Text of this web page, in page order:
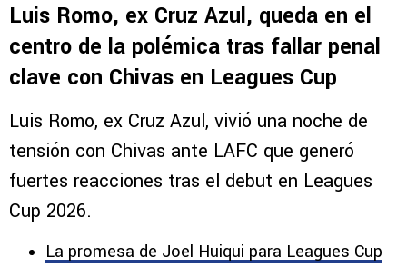
Luis Romo, ex Cruz Azul, queda en el
centro de la polémica tras fallar penal
clave con Chivas en Leagues Cup
Luis Romo, ex Cruz Azul, vivió una noche de
tensión con Chivas ante LAFC que generó
fuertes reacciones tras el debut en Leagues
Cup 2026.
La promesa de Joel Huiqui para Leagues Cup